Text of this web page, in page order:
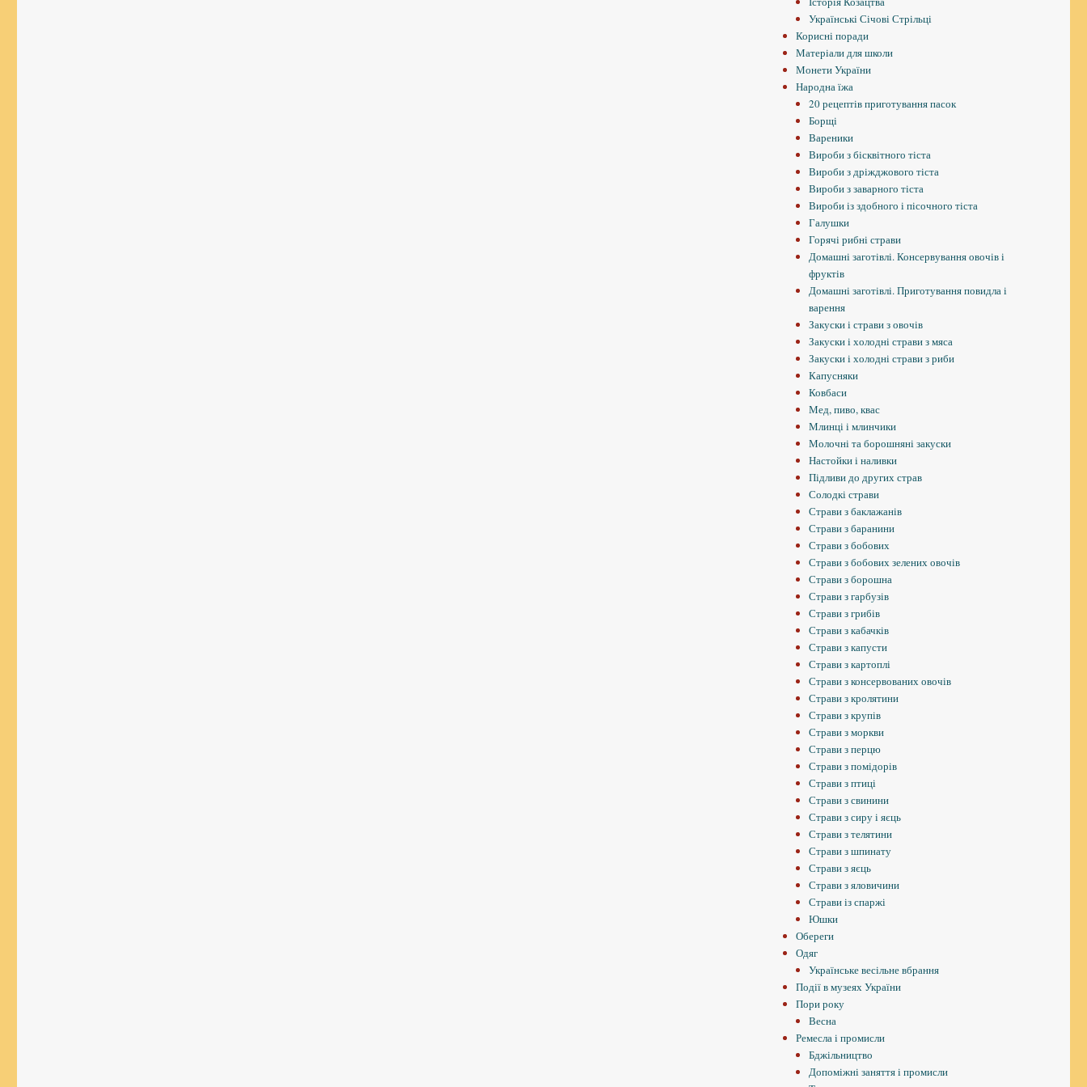
Українські Січові Стрільці
Корисні поради
Матеріали для школи
Монети України
Народна їжа
20 рецептів приготування пасок
Борщі
Вареники
Вироби з бісквітного тіста
Вироби з дріжджового тіста
Вироби з заварного тіста
Вироби із здобного і пісочного тіста
Галушки
Горячі рибні страви
Домашні заготівлі. Консервування овочів і
фруктів
Домашні заготівлі. Приготування повидла і
варення
Закуски і страви з овочів
Закуски і холодні страви з мяса
Закуски і холодні страви з риби
Капусняки
Ковбаси
Мед, пиво, квас
Млинці і млинчики
Молочні та борошняні закуски
Настойки і наливки
Підливи до других страв
Солодкі страви
Страви з баклажанів
Страви з баранини
Страви з бобових
Страви з бобових зелених овочів
Страви з борошна
Страви з гарбузів
Страви з грибів
Страви з кабачків
Страви з капусти
Страви з картоплі
Страви з консервованих овочів
Страви з кролятини
Страви з крупів
Страви з моркви
Страви з перцю
Страви з помідорів
Страви з птиці
Страви з свинини
Страви з сиру і яєць
Страви з телятини
Страви з шпинату
Страви з яєць
Страви з яловичини
Страви із спаржі
Юшки
Обереги
Одяг
Українське весільне вбрання
Події в музеях України
Пори року
Весна
Ремесла і промисли
Бджільництво
Допоміжні заняття і промисли